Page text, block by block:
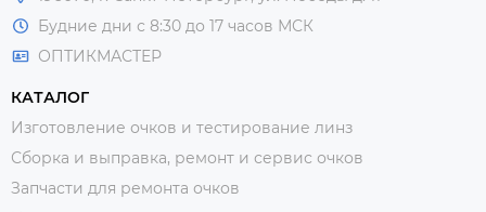
Будние дни с 8:30 до 17 часов МСК
ОПТИКМАСТЕР
КАТАЛОГ
Изготовление очков и тестирование линз
Сборка и выправка, ремонт и сервис очков
Запчасти для ремонта очков